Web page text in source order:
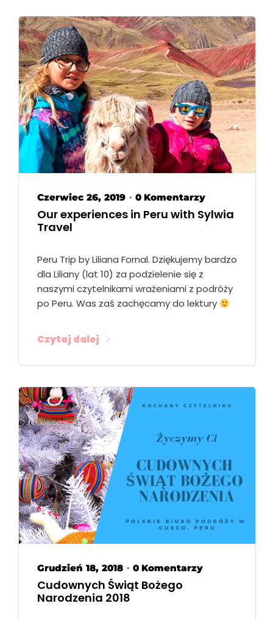
Czerwiec 26, 2019 • 0 Komentarzy
Our experiences in Peru with Sylwia
Travel
Peru Trip by Liliana Fornal. Dziękujemy bardzo
dla Liliany (lat 10) za podzielenie się z
naszymi czytelnikami wrażeniami z podróży
po Peru. Was zaś zachęcamy do lektury
Czytaj dalej
Grudzień 18, 2018 • 0 Komentarzy
Cudownych Świąt Bożego
Narodzenia 2018